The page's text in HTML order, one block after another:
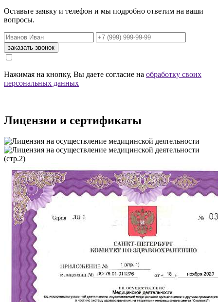
Оставьте заявку и телефон и мы подробно ответим на ваши
вопросы.
Нажимая на кнопку, Вы даете согласие на обработку своих
персональных данных
Лицензии и сертификаты